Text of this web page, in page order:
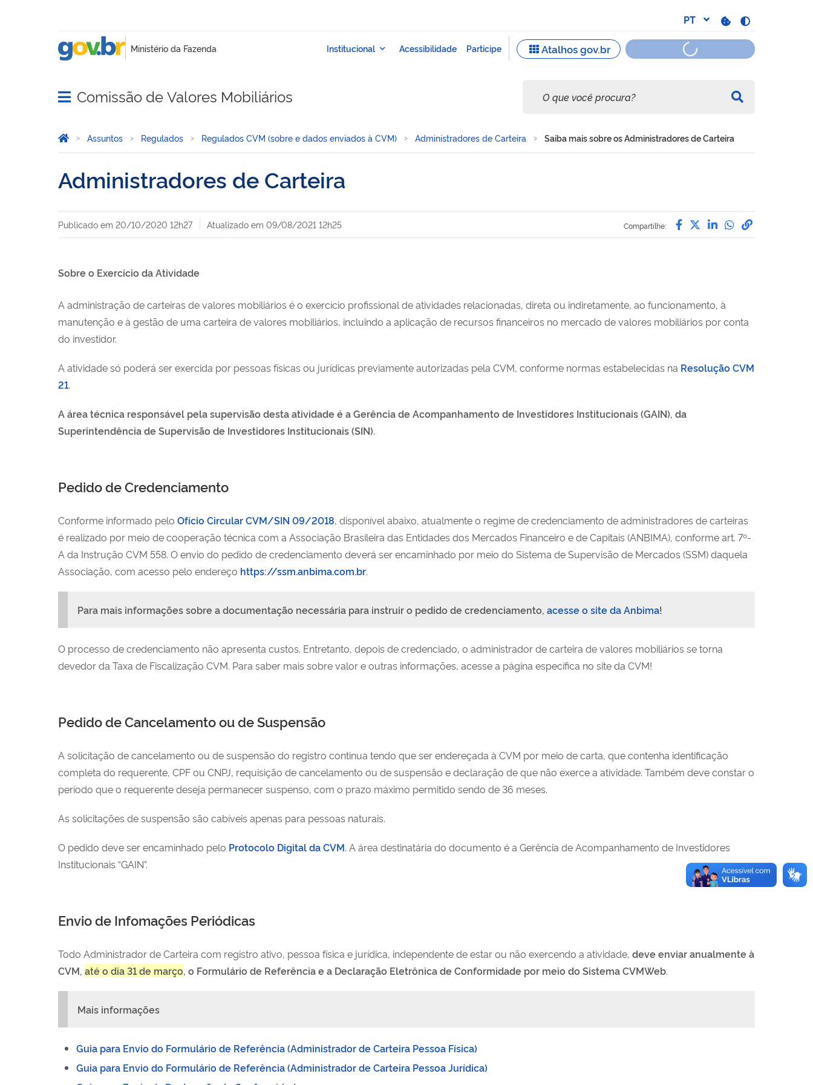
Abrir menu principal de navegação
Comissão de Valores Mobiliários
Você está aqui:
Página Inicial
Assuntos Regulados Regulados CVM (sobre e dados enviados à CVM) Administradores de Carteira Saiba mais sobre os Administradores de Carteira
Administradores de Carteira
Compartilhe: Compartilhe por
Compartilhe por
Compartilhe por
Compartilhe
link para
Publicado em 20/10/2020 12h27 Atualizado em 09/08/2021 12h25
Sobre o Exercício da Atividade
A administração de carteiras de valores mobiliários é o exercício profissional de atividades relacionadas, direta ou indiretamente, ao funcionamento, à
manutenção e à gestão de uma carteira de valores mobiliários, incluindo a aplicação de recursos financeiros no mercado de valores mobiliários por conta
do investidor.
A atividade só poderá ser exercida por pessoas físicas ou jurídicas previamente autorizadas pela CVM, conforme normas estabelecidas na Resolução CVM
21.
A área técnica responsável pela supervisão desta atividade é a Gerência de Acompanhamento de Investidores Institucionais (GAIN), da
Superintendência de Supervisão de Investidores Institucionais (SIN).
Pedido de Credenciamento
Conforme informado pelo Ofício Circular CVM/SIN 09/2018, disponível abaixo, atualmente o regime de credenciamento de administradores de carteiras
é realizado por meio de cooperação técnica com a Associação Brasileira das Entidades dos Mercados Financeiro e de Capitais (ANBIMA), conforme art. 7º-
A da Instrução CVM 558. O envio do pedido de credenciamento deverá ser encaminhado por meio do Sistema de Supervisão de Mercados (SSM) daquela
Associação, com acesso pelo endereço https://ssm.anbima.com.br.
Para mais informações sobre a documentação necessária para instruir o pedido de credenciamento, acesse o site da Anbima!
O processo de credenciamento não apresenta custos. Entretanto, depois de credenciado, o administrador de carteira de valores mobiliários se torna
devedor da Taxa de Fiscalização CVM. Para saber mais sobre valor e outras informações, acesse a página específica no site da CVM!
Pedido de Cancelamento ou de Suspensão
A solicitação de cancelamento ou de suspensão do registro continua tendo que ser endereçada à CVM por meio de carta, que contenha identificação
completa do requerente, CPF ou CNPJ, requisição de cancelamento ou de suspensão e declaração de que não exerce a atividade. Também deve constar o
período que o requerente deseja permanecer suspenso, com o prazo máximo permitido sendo de 36 meses.
As solicitações de suspensão são cabíveis apenas para pessoas naturais.
O pedido deve ser encaminhado pelo Protocolo Digital da CVM. A área destinatária do documento é a Gerência de Acompanhamento de Investidores
Institucionais “GAIN”.
Envio de Infomações Periódicas
Todo Administrador de Carteira com registro ativo, pessoa física e jurídica, independente de estar ou não exercendo a atividade, deve enviar anualmente à
CVM, até o dia 31 de março, o Formulário de Referência e a Declaração Eletrônica de Conformidade por meio do Sistema CVMWeb.
Mais informações
Guia para Envio do Formulário de Referência (Administrador de Carteira Pessoa Física)
Guia para Envio do Formulário de Referência (Administrador de Carteira Pessoa Jurídica)